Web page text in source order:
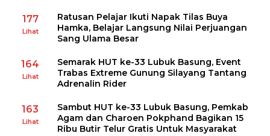
177
Lihat
Ratusan Pelajar Ikuti Napak Tilas Buya
Hamka, Belajar Langsung Nilai Perjuangan
Sang Ulama Besar
164
Lihat
Semarak HUT ke-33 Lubuk Basung, Event
Trabas Extreme Gunung Silayang Tantang
Adrenalin Rider
163
Lihat
Sambut HUT ke-33 Lubuk Basung, Pemkab
Agam dan Charoen Pokphand Bagikan 15
Ribu Butir Telur Gratis Untuk Masyarakat